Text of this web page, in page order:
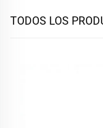
TODOS LOS